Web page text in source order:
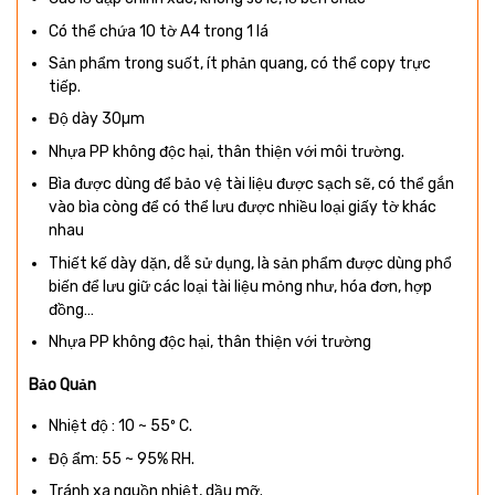
Có thể chứa 10 tờ A4 trong 1 lá
Sản phẩm trong suốt, ít phản quang, có thể copy trực
tiếp.
Độ dày 30µm
Nhựa PP không độc hại, thân thiện với môi trường.
Bìa được dùng để bảo vệ tài liệu được sạch sẽ, có thể gắn
vào bìa còng để có thể lưu được nhiều loại giấy tờ khác
nhau
Thiết kế dày dặn, dễ sử dụng, là sản phẩm được dùng phổ
biến để lưu giữ các loại tài liệu mỏng như, hóa đơn, hợp
đồng…
Nhựa PP không độc hại, thân thiện với trường
Bảo Quản
Nhiệt độ : 10 ~ 55º C.
Độ ẩm: 55 ~ 95% RH.
Tránh xa nguồn nhiệt, dầu mỡ.